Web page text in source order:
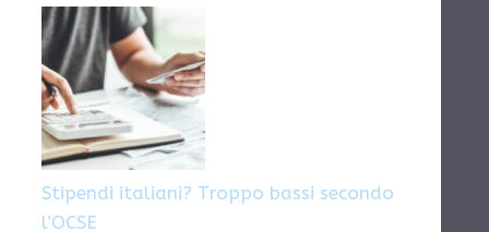
Stipendi italiani? Troppo bassi secondo
l’OCSE